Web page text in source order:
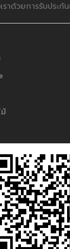
ราด้วยการรับประ